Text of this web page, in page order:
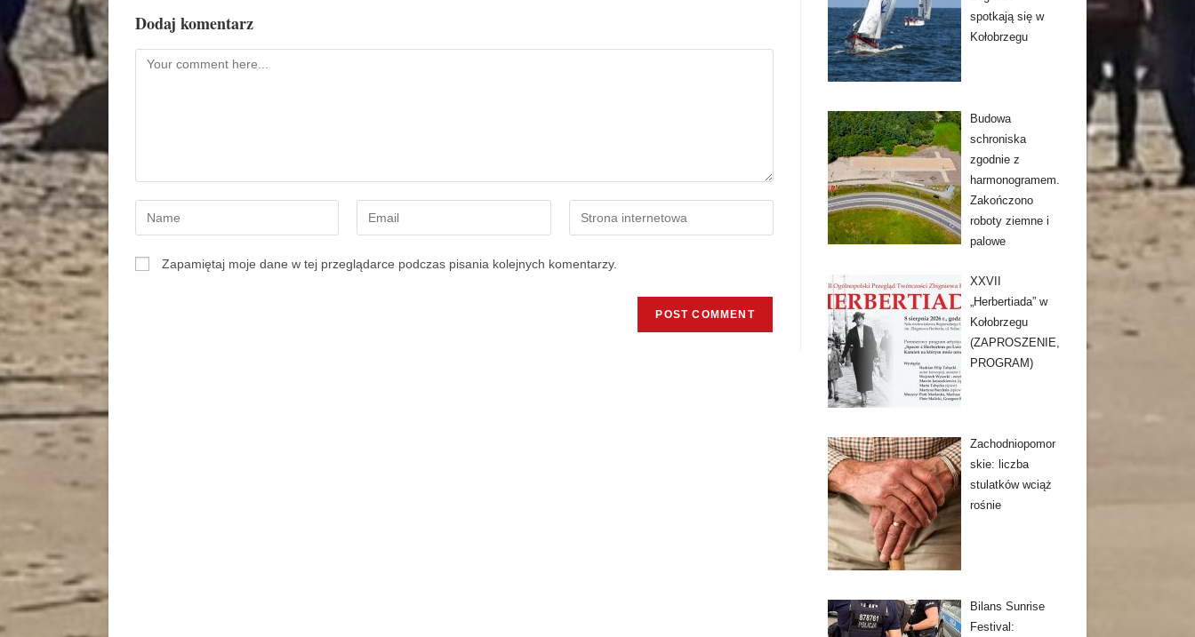
Dodaj komentarz
Zapamiętaj moje dane w tej przeglądarce podczas pisania kolejnych komentarzy.
spotkają się w
Kołobrzegu
Budowa
schroniska
zgodnie z
harmonogramem.
Zakończono
roboty ziemne i
palowe
XXVII
„Herbertiada” w
Kołobrzegu
(ZAPROSZENIE,
PROGRAM)
Zachodniopomor
skie: liczba
stulatków wciąż
rośnie
Bilans Sunrise
Festival: